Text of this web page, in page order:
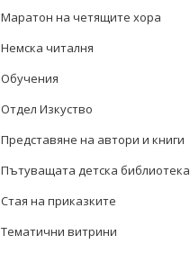
Маратон на четящите хора
Немска читалня
Обучения
Отдел Изкуство
Представяне на автори и книги
Пътуващата детска библиотека
Стая на приказките
Тематични витрини